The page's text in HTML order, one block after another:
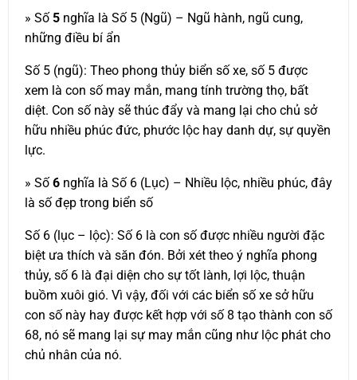
» Số5 nghĩa là Số 5 (Ngũ) – Ngũ hành, ngũ cung,
những điều bí ẩn
Số 5 (ngũ): Theo phong thủy biển số xe, số 5 được
xem là con số may mắn, mang tính trường thọ, bất
diệt. Con số này sẽ thúc đẩy và mang lại cho chủ sở
hữu nhiều phúc đức, phước lộc hay danh dự, sự quyền
lực.
» Số6 nghĩa là Số 6 (Lục) – Nhiều lộc, nhiều phúc, đây
là số đẹp trong biển số
Số 6 (lục – lộc): Số 6 là con số được nhiều người đặc
biệt ưa thích và săn đón. Bởi xét theo ý nghĩa phong
thủy, số 6 là đại diện cho sự tốt lành, lợi lộc, thuận
buồm xuôi gió. Vì vậy, đối với các biển số xe sở hữu
con số này hay được kết hợp với số 8 tạo thành con số
68, nó sẽ mang lại sự may mắn cũng như lộc phát cho
chủ nhân của nó.